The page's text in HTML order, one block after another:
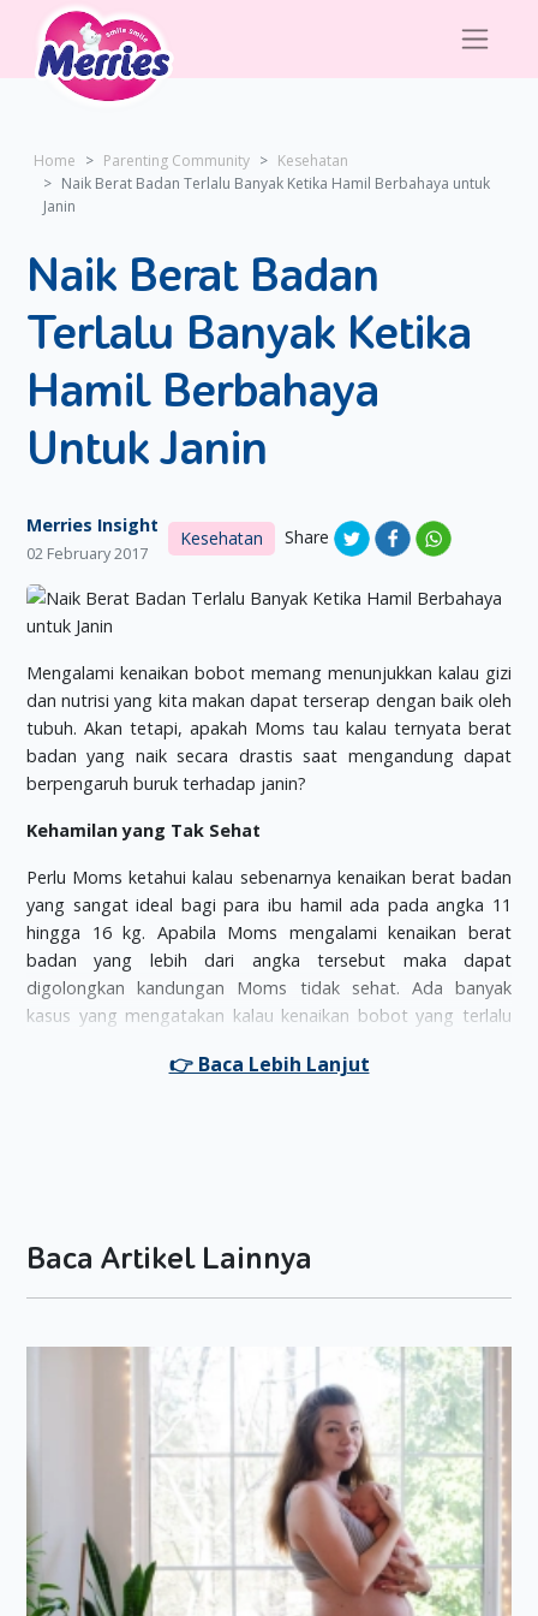
Home Parenting Community
Kesehatan
Naik Berat Badan Terlalu Banyak Ketika Hamil Berbahaya untuk
Janin
Naik Berat Badan
Terlalu Banyak Ketika
Hamil Berbahaya
Untuk Janin
Merries Insight
02 February 2017
Kesehatan Share
Mengalami kenaikan bobot memang menunjukkan kalau gizi
dan nutrisi yang kita makan dapat terserap dengan baik oleh
tubuh. Akan tetapi, apakah Moms tau kalau ternyata berat
badan yang naik secara drastis saat mengandung dapat
berpengaruh buruk terhadap janin?
Kehamilan yang Tak Sehat
Perlu Moms ketahui kalau sebenarnya kenaikan berat badan
yang sangat ideal bagi para ibu hamil ada pada angka 11
hingga 16 kg. Apabila Moms mengalami kenaikan berat
badan yang lebih dari angka tersebut maka dapat
digolongkan kandungan Moms tidak sehat. Ada banyak
kasus yang mengatakan kalau kenaikan bobot yang terlalu
kesehatan janin. Bahkan sebuah laporan di Amerika
Nah, berikut ini adalah beberapa bahaya jika Moms
mengalami kenaikan berat badan yang terlalu drastis:
Berat badan yang berlebihan akan meningkatkan resiko
Moms terkena penyakit diabetes. Hal yang lebih parah lagi
adalah bisa menulari janin yang ada di dalam kandungan
karena penyakit ini merupakan penyakit keturunan.
Obesitas Pada Si Kecil
Resiko selanjutnya adalah adanya obesitas pada Si Kecil
setelah lahir. Hal tersebut pastinya sangat berbahaya sekali.
Obesitas mampu menimbulkan berbagai penyakit berbahaya
antara lain seperti jantung, kolesterol, dan sebagainya.
Baca Artikel Lainnya